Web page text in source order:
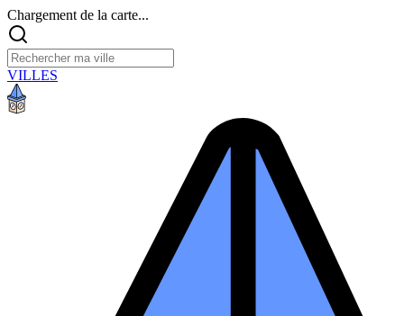
Chargement de la carte...
VILLES